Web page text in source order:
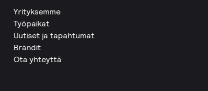
Yrityksemme
Työpaikat
Uutiset ja tapahtumat
Brändit
Ota yhteyttä